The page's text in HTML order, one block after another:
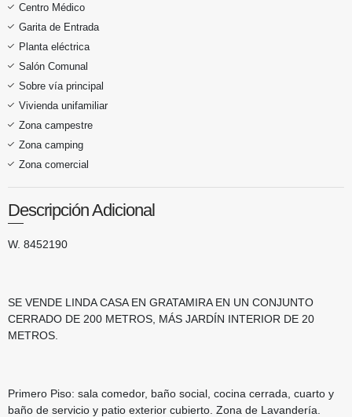
Centro Médico
Garita de Entrada
Planta eléctrica
Salón Comunal
Sobre vía principal
Vivienda unifamiliar
Zona campestre
Zona camping
Zona comercial
Descripción Adicional
W. 8452190
SE VENDE LINDA CASA EN GRATAMIRA EN UN CONJUNTO
CERRADO DE 200 METROS, MÁS JARDÍN INTERIOR DE 20
METROS.
Primero Piso: sala comedor, baño social, cocina cerrada, cuarto y
baño de servicio y patio exterior cubierto. Zona de Lavandería.